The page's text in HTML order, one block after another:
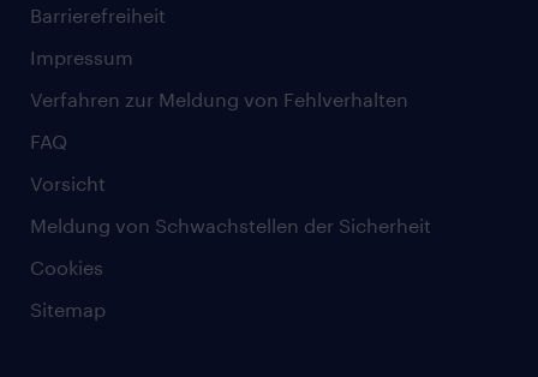
Barrierefreiheit
Impressum
Verfahren zur Meldung von Fehlverhalten
FAQ
Vorsicht
Meldung von Schwachstellen der Sicherheit
Cookies
Sitemap